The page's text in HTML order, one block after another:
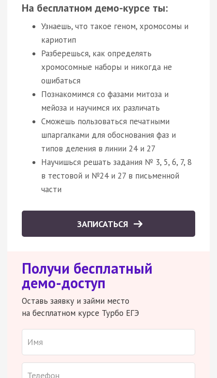
На бесплатном демо-курсе ты:
Узнаешь, что такое геном, хромосомы и
кариотип
Разберешься, как определять
хромосомные наборы и никогда не
ошибаться
Познакомимся со фазами митоза и
мейоза и научимся их различать
Сможешь пользоваться печатными
шпаргалками для обоснования фаз и
типов деления в линии 24 и 27
Научишься решать задания № 3, 5, 6, 7, 8
в тестовой и №24 и 27 в письменной
части
ЗАПИСАТЬСЯ
Получи бесплатный
демо-доступ
Оставь заявку и займи место
на бесплатном курсе Турбо ЕГЭ